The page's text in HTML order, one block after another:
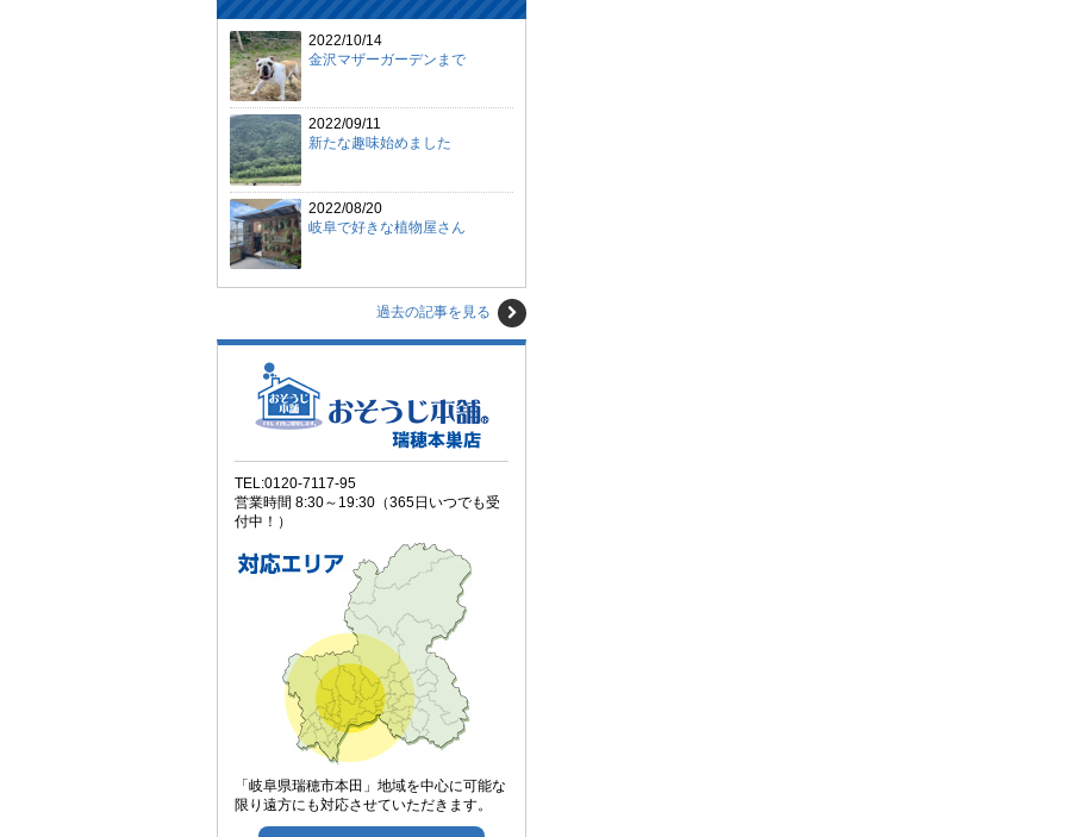
2022/10/14
金沢マザーガーデンまで
2022/09/11
新たな趣味始めました
2022/08/20
岐阜で好きな植物屋さん
過去の記事を見る
TEL:0120-7117-95
営業時間 8:30～19:30（365日いつでも受
付中！）
「岐阜県瑞穂市本田」地域を中心に可能な
限り遠方にも対応させていただきます。